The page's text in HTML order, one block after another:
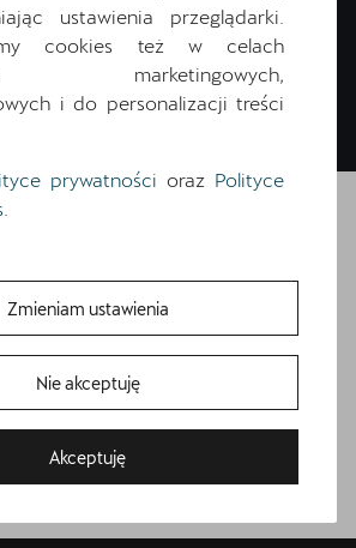
silnikiem i skrzynią biegów
się z
nami
ustawienia przeglądarki.
cookies też w celach
marketingowych,
i do personalizacji treści
prywatności oraz Polityce
Zmieniam ustawienia
Nie akceptuję
Akceptuję